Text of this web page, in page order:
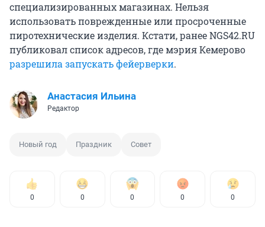
специализированных магазинах. Нельзя
использовать поврежденные или просроченные
пиротехнические изделия. Кстати, ранее NGS42.RU
публиковал список адресов, где мэрия Кемерово
разрешила запускать фейерверки.
Анастасия Ильина
Редактор
Новый год Праздник Совет
0 0 0 0 0